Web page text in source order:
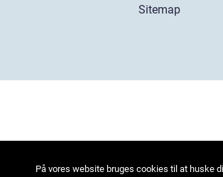
Sitemap
På vores website bruges cookies til at huske